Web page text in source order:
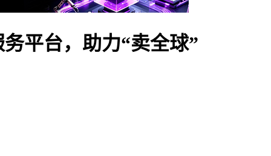
平台，助力“卖全球”